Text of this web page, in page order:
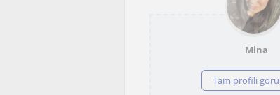
Mina
Tam profili